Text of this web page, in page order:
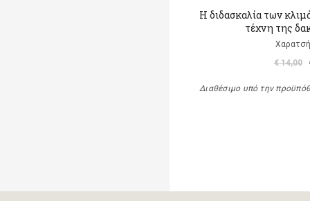
Η διδασκαλία των
τέχνη της
€ 14,00
Διαθέσιμο υπό την